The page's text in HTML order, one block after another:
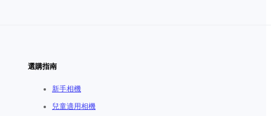
選購指南
新手相機
兒童適用相機